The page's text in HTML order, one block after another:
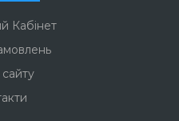
Кабінет